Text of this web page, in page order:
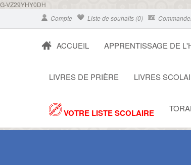
G-VZ29YHY0DH
Compte
Liste de souhaits (0)
ACCUEIL APPRENTISSAGE DE
LIVRES DE PRIÈRE LIVRES
VOTRE LISTE SCOLAIRE